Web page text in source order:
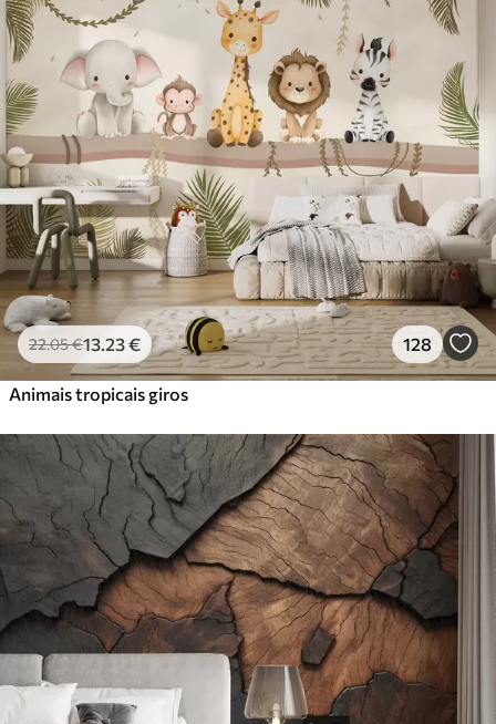
Standard
27.00 €/m²
Premium
56.6734.00€/m²
Vinil Premium
65.0039.00€/m²
Peel and Stick
81.6749.00€/m²
22.05€13 .23€ 128
Animais tropicais giros